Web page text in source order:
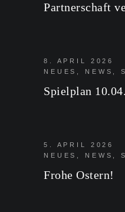
Partnerschaft
8. APRIL 2026
NEUES
NEWS ,
Spielplan
5. APRIL 2026
NEUES
NEWS ,
Frohe Ostern!